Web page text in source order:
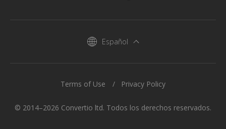
Español
© 2014–2026 Convertio ltd. Todos los derechos reservados.
Terms of Use Privacy Policy